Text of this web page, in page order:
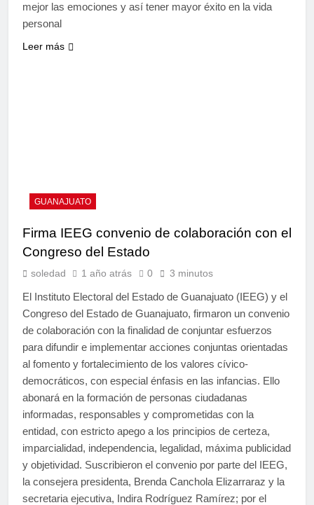
mejor las emociones y así tener mayor éxito en la vida
personal
Leer más
GUANAJUATO
Firma IEEG convenio de colaboración con el
Congreso del Estado
soledad 1 año atrás 0 3 minutos
El Instituto Electoral del Estado de Guanajuato (IEEG) y el
Congreso del Estado de Guanajuato, firmaron un convenio
de colaboración con la finalidad de conjuntar esfuerzos
para difundir e implementar acciones conjuntas orientadas
al fomento y fortalecimiento de los valores cívico-
democráticos, con especial énfasis en las infancias. Ello
abonará en la formación de personas ciudadanas
informadas, responsables y comprometidas con la
entidad, con estricto apego a los principios de certeza,
imparcialidad, independencia, legalidad, máxima publicidad
y objetividad. Suscribieron el convenio por parte del IEEG,
la consejera presidenta, Brenda Canchola Elizarraraz y la
secretaria ejecutiva, Indira Rodríguez Ramírez; por el